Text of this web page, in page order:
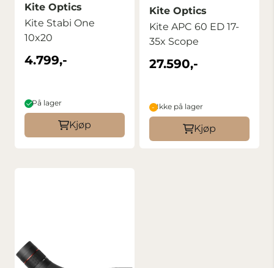
Kite Optics
Kite Stabi One
10x20
4.799,-
På lager
Kjøp
Kite Optics
Kite APC 60 ED 17-
35x Scope
27.590,-
Ikke på lager
Kjøp